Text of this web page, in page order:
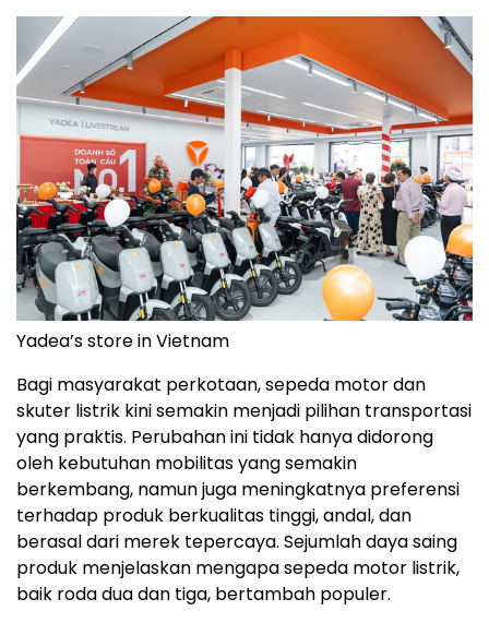
Yadea’s store in Vietnam
Bagi masyarakat perkotaan, sepeda motor dan
skuter listrik kini semakin menjadi pilihan transportasi
yang praktis. Perubahan ini tidak hanya didorong
oleh kebutuhan mobilitas yang semakin
berkembang, namun juga meningkatnya preferensi
terhadap produk berkualitas tinggi, andal, dan
berasal dari merek tepercaya. Sejumlah daya saing
produk menjelaskan mengapa sepeda motor listrik,
baik roda dua dan tiga, bertambah populer.